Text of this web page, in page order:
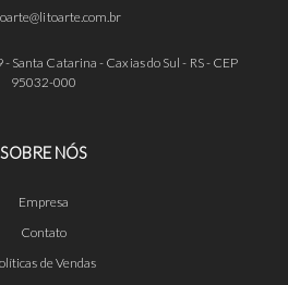
Santa Catarina - Caxias do Sul - RS - CEP
95032-000
SOBRE NÓS
Empresa
Contato
de Vendas